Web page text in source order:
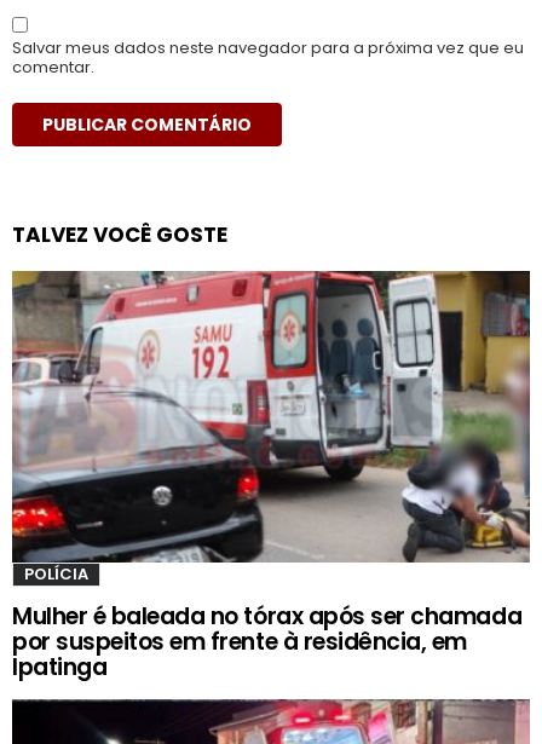
Salvar meus dados neste navegador para a próxima vez que eu
comentar.
TALVEZ VOCÊ GOSTE
POLÍCIA
Mulher é baleada no tórax após ser chamada
por suspeitos em frente à residência, em
Ipatinga